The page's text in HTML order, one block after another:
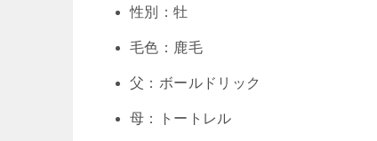
性別：牡
毛色：鹿毛
父：ボールドリック
母：トートレル